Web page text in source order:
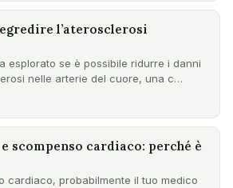
l’aterosclerosi
esplorato se è possibile ridurre i danni
nelle arterie del cuore, una c…
scompenso cardiaco: perché è
cardiaco, probabilmente il tuo medico